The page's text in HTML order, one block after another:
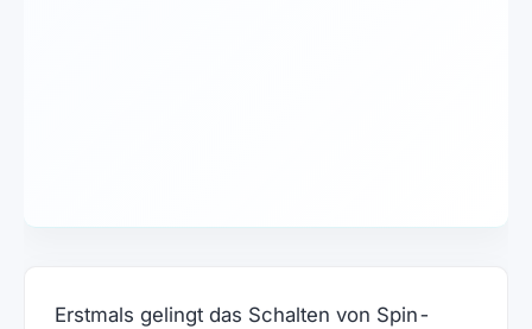
Erstmals gelingt das Schalten von Spin-